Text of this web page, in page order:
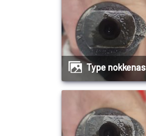
Type nokkenas